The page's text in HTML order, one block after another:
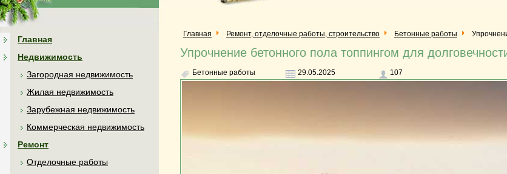
Главная
Недвижимость
Загородная недвижимость
Жилая недвижимость
Зарубежная недвижимость
Коммерческая недвижимость
Ремонт
Отделочные работы
Главная Ремонт, отделочные работы, строительство Бетонные работы
Упрочнение бетонного пола топпингом для
Бетонные работы 29.05.2025 107